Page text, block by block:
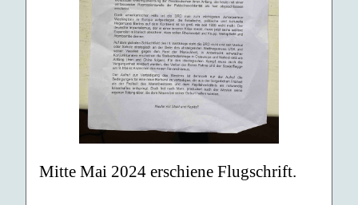
Mitte Mai 2024 erschiene Flugschrift.